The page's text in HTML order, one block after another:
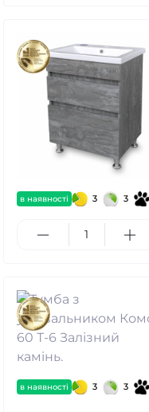
в наявності 3 3
в наявності 3 3